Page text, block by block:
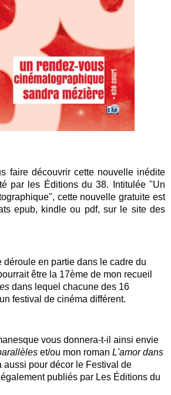
faire découvrir cette nouvelle inédite
par les Éditions du 38. Intitulée "Un
cette nouvelle gratuite est
epub, kindle ou pdf, sur le site des
déroule en partie dans le cadre du
dans lequel chacune des 16
festival de cinéma différent.
vous donnera-t-il ainsi envie
et/ou mon roman L'amor dans
aussi pour décor le Festival de
publiés par Les Éditions du